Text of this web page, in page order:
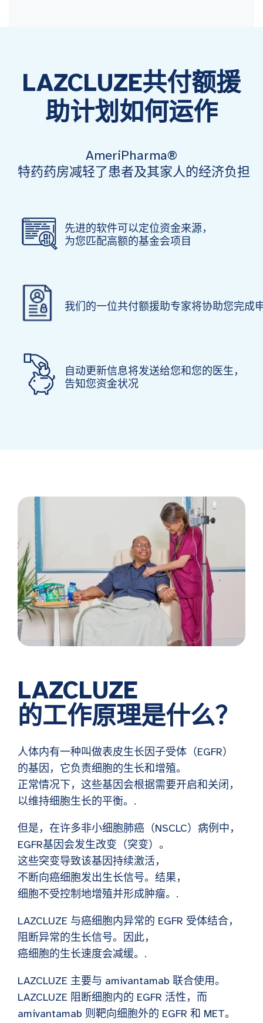
LAZCLUZE共付额援
助计划如何运作
AmeriPharma®
特药药房减轻了患者及其家人的经济负担
先进的软件可以定位资金来源，
为您匹配高额的基金会项目
我们的一位共付额援助专家将协助您完成
自动更新信息将发送给您和您的医生，
告知您资金状况
LAZCLUZE
的工作原理是什么？
人体内有一种叫做表皮生长因子受体（EGFR）
的基因，它负责细胞的生长和增殖。
正常情况下，这些基因会根据需要开启和关闭，
以维持细胞生长的平衡。.
但是，在许多非小细胞肺癌（NSCLC）病例中，
EGFR基因会发生改变（突变）。
这些突变导致该基因持续激活，
不断向癌细胞发出生长信号。结果，
细胞不受控制地增殖并形成肿瘤。.
LAZCLUZE 与癌细胞内异常的 EGFR 受体结合，
阻断异常的生长信号。因此，
癌细胞的生长速度会减缓。.
LAZCLUZE 主要与 amivantamab 联合使用。
LAZCLUZE 阻断细胞内的 EGFR 活性，而
amivantamab 则靶向细胞外的 EGFR 和 MET。